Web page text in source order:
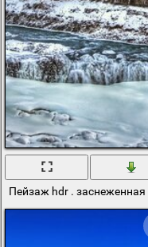
Пейзаж hdr . заснеженная